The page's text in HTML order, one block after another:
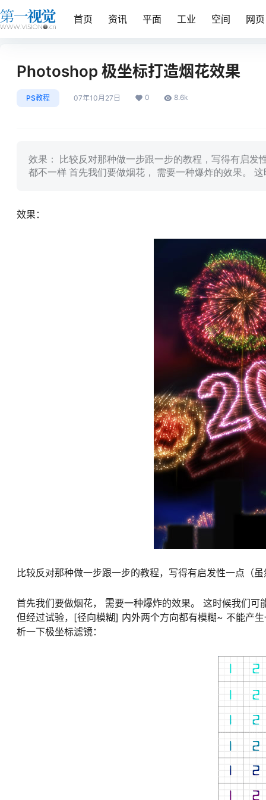
首页 资讯 平面 工业 空间 网页
Photoshop 极坐标打造烟花效果
PS教程 07年10月27日 0 8.6k
效果： 比较反对那种做一步跟一步的教程，写得有启
都不一样 首先我们要做烟花， 需要一种爆炸的效果。
效果：
比较反对那种做一步跟一步的教程，写得有启发性一点（
首先我们要做烟花， 需要一种爆炸的效果。 这时候我们可
但经过试验，[径向模糊] 内外两个方向都有模糊~ 不能产
析一下极坐标滤镜：